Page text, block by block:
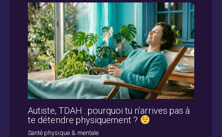
Autiste, TDAH : pourquoi tu n’arrives pas à
te détendre physiquement ?
Santé physique & mentale